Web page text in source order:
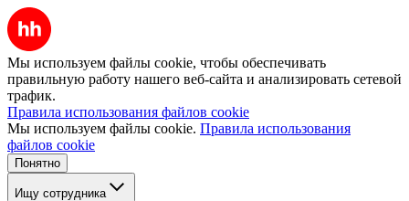
Мы используем файлы cookie, чтобы обеспечивать
правильную работу нашего веб-сайта и анализировать сетевой
трафик.
Правила использования файлов cookie
Мы используем файлы cookie. Правила использования
файлов cookie
Понятно
Ищу сотрудника